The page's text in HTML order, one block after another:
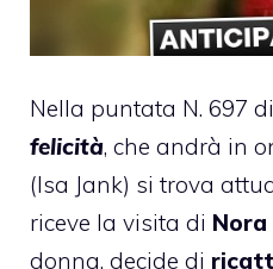
Nella puntata N. 697 di
felicità, che andrà in
(Isa Jank) si trova
riceve la visita di Nora
donna, decide di